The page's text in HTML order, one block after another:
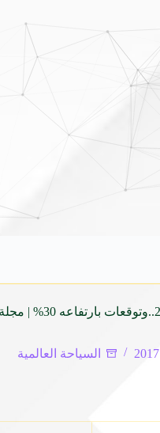
مهرجان الأطاولة
السياحة العالمية